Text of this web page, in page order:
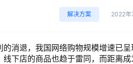
解决方案 2022年
退，我国网络购物规模增速已呈
线下店的商品也趋于雷同，而距离